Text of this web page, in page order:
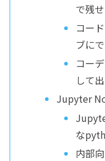
で残
コー
ブに
コー
して
Jupyter
な
内部